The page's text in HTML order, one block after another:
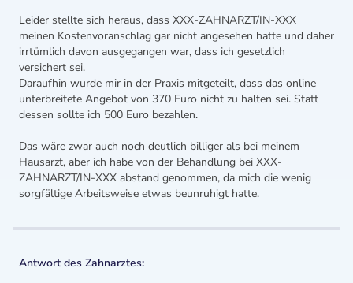
Leider stellte sich heraus, dass XXX-ZAHNARZT/IN-XXX
meinen Kostenvoranschlag gar nicht angesehen hatte und daher
irrtümlich davon ausgegangen war, dass ich gesetzlich
versichert sei.
Daraufhin wurde mir in der Praxis mitgeteilt, dass das online
unterbreitete Angebot von 370 Euro nicht zu halten sei. Statt
dessen sollte ich 500 Euro bezahlen.
Das wäre zwar auch noch deutlich billiger als bei meinem
Hausarzt, aber ich habe von der Behandlung bei XXX-
ZAHNARZT/IN-XXX abstand genommen, da mich die wenig
sorgfältige Arbeitsweise etwas beunruhigt hatte.
Antwort des Zahnarztes: